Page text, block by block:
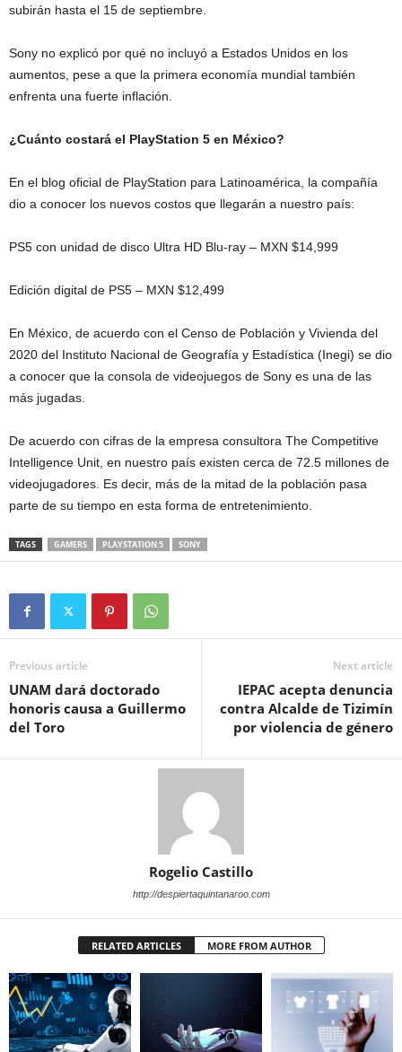
subirán hasta el 15 de septiembre.
Sony no explicó por qué no incluyó a Estados Unidos en los
aumentos, pese a que la primera economía mundial también
enfrenta una fuerte inflación.
¿Cuánto costará el PlayStation 5 en México?
En el blog oficial de PlayStation para Latinoamérica, la compañía
dio a conocer los nuevos costos que llegarán a nuestro país:
PS5 con unidad de disco Ultra HD Blu-ray – MXN $14,999
Edición digital de PS5 – MXN $12,499
En México, de acuerdo con el Censo de Población y Vivienda del
2020 del Instituto Nacional de Geografía y Estadística (Inegi) se dio
a conocer que la consola de videojuegos de Sony es una de las
más jugadas.
De acuerdo con cifras de la empresa consultora The Competitive
Intelligence Unit, en nuestro país existen cerca de 72.5 millones de
videojugadores. Es decir, más de la mitad de la población pasa
parte de su tiempo en esta forma de entretenimiento.
TAGS GAMERS PLAYSTATION 5 SONY
Previous article
UNAM dará doctorado
honoris causa a Guillermo
del Toro
Next article
IEPAC acepta denuncia
contra Alcalde de Tizimín
por violencia de género
Rogelio Castillo
http://despiertaquintanaroo.com
RELATED ARTICLES MORE FROM AUTHOR